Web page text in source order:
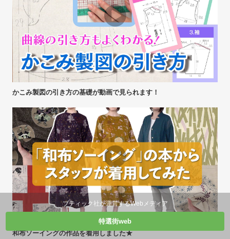
かこみ製図の引き方の基礎が動画で見られます！
和布ソーイングの作品を着用しました★
ブティック社が運営するWebメディア
特選街web